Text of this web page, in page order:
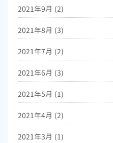
2021年9月 (2)
2021年8月 (3)
2021年7月 (2)
2021年6月 (3)
2021年5月 (1)
2021年4月 (2)
2021年3月 (1)